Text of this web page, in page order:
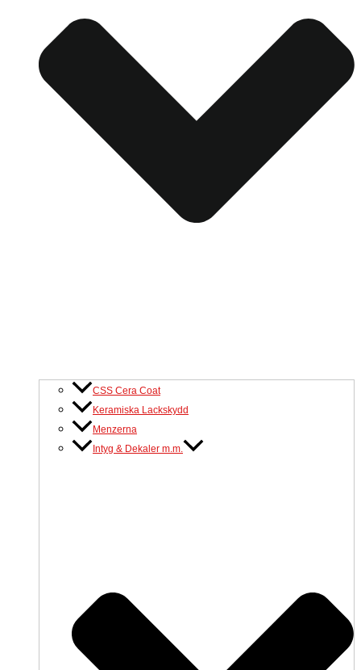
CSS Cera Coat
Keramiska Lackskydd
Menzerna
Intyg & Dekaler m.m.